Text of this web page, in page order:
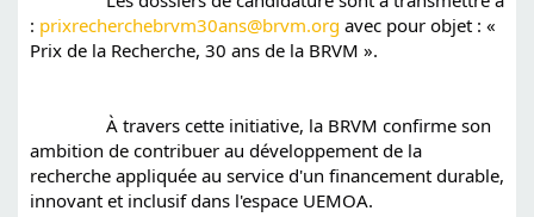
: prixrecherchebrvm30ans@brvm.org avec pour objet : «
Prix de la Recherche, 30 ans de la BRVM ».
ambition de contribuer au développement de la
recherche appliquée au service d'un financement durable,
innovant et inclusif dans l'espace UEMOA.